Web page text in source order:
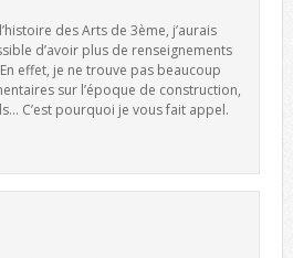
des Arts de 3ème, j’aurais
d’avoir plus de renseignements
effet, je ne trouve pas beaucoup
sur l’époque de construction,
C’est pourquoi je vous fait appel.